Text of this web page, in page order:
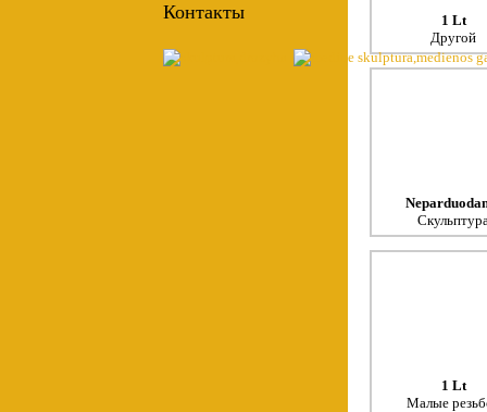
Контакты
1 Lt
Другой
1 Lt
Малые